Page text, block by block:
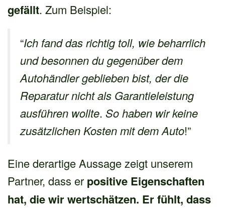
gefällt. Zum Beispiel:
“Ich fand das richtig toll, wie beharrlich
und besonnen du gegenüber dem
Autohändler geblieben bist, der die
Reparatur nicht als Garantieleistung
ausführen wollte. So haben wir keine
zusätzlichen Kosten mit dem Auto!”
Eine derartige Aussage zeigt unserem
Partner, dass er positive Eigenschaften
hat, die wir wertschätzen. Er fühlt, dass